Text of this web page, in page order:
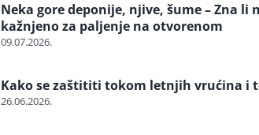
Neka gore deponije, njive, šume – Zna li
kažnjeno za paljenje na otvorenom
09.07.2026.
Kako se zaštititi tokom letnjih vrućina i
26.06.2026.